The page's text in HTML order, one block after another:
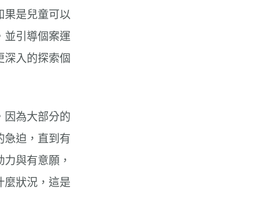
果是兒童可以
並引導個案運
深入的探索個
因為大部分的
急迫，直到有
與有意願，
麼狀況，這是